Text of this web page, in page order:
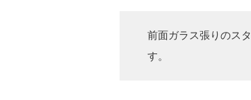
前面ガラス張りのス
す。